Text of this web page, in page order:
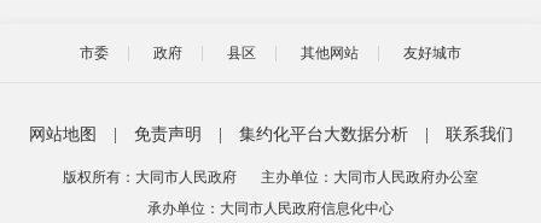
市委 政府 县区 其他网站 友好城市
网站地图 免责声明 集约化平台大数据分析 联系我们
版权所有：大同市人民政府
主办单位：大同市人民政府办公室
承办单位：大同市人民政府信息化中心